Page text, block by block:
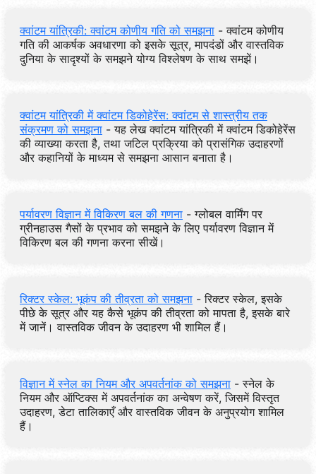
क्वांटम यांत्रिकी: क्वांटम कोणीय गति को समझना - क्वांटम कोणीय
गति की आकर्षक अवधारणा को इसके सूत्र, मापदंडों और वास्तविक
दुनिया के सादृश्यों के समझने योग्य विश्लेषण के साथ समझें।
क्वांटम यांत्रिकी में क्वांटम डिकोहेरेंस: क्वांटम से शास्त्रीय तक
संक्रमण को समझना - यह लेख क्वांटम यांत्रिकी में क्वांटम डिकोहेरेंस
की व्याख्या करता है, तथा जटिल प्रक्रिया को प्रासंगिक उदाहरणों
और कहानियों के माध्यम से समझना आसान बनाता है।
पर्यावरण विज्ञान में विकिरण बल की गणना - ग्लोबल वार्मिंग पर
ग्रीनहाउस गैसों के प्रभाव को समझने के लिए पर्यावरण विज्ञान में
विकिरण बल की गणना करना सीखें।
रिक्टर स्केल: भूकंप की तीव्रता को समझना - रिक्टर स्केल, इसके
पीछे के सूत्र और यह कैसे भूकंप की तीव्रता को मापता है, इसके बारे
में जानें। वास्तविक जीवन के उदाहरण भी शामिल हैं।
विज्ञान में स्नेल का नियम और अपवर्तनांक को समझना - स्नेल के
नियम और ऑप्टिक्स में अपवर्तनांक का अन्वेषण करें, जिसमें विस्तृत
उदाहरण, डेटा तालिकाएँ और वास्तविक जीवन के अनुप्रयोग शामिल
हैं।